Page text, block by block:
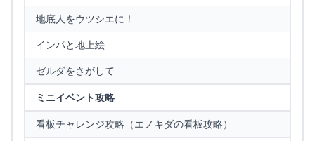
地底人をウツシエに！
インパと地上絵
ゼルダをさがして
ミニイベント攻略
看板チャレンジ攻略（エノキダの看板攻略）